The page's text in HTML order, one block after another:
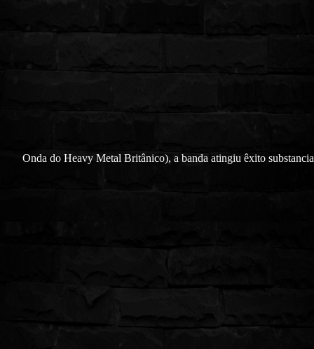
Onda do Heavy Metal Britânico), a banda atingiu êxito